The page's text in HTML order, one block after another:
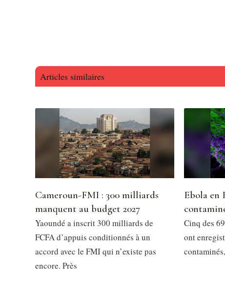
Articles similaires
Cameroun-FMI : 300 milliards
manquent au budget 2027
Yaoundé a inscrit 300 milliards de
FCFA d’appuis conditionnés à un
accord avec le FMI qui n’existe pas
encore. Près
Ebola en
Cinq des
ont